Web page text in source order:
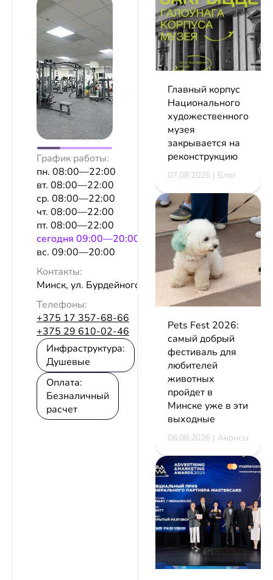
График работы:
пн. 08:00—22:00
вт. 08:00—22:00
ср. 08:00—22:00
чт. 08:00—22:00
пт. 08:00—22:00
сeгодня 09:00—20:00
вс. 09:00—20:00
Контакты:
Минск, ул. Бурдейного, 6в
Телефоны:
+375 17 357-68-66
+375 29 610-02-46
Инфраструктура:
Душевые
Оплата:
Безналичный
расчет
Главный корпус
Национального
художественного
музея
закрывается на
реконструкцию
07.08.2026 | Блог
Pets Fest 2026:
самый добрый
фестиваль для
любителей
животных
пройдет в
Минске уже в эти
выходные
06.08.2026 | Анонсы